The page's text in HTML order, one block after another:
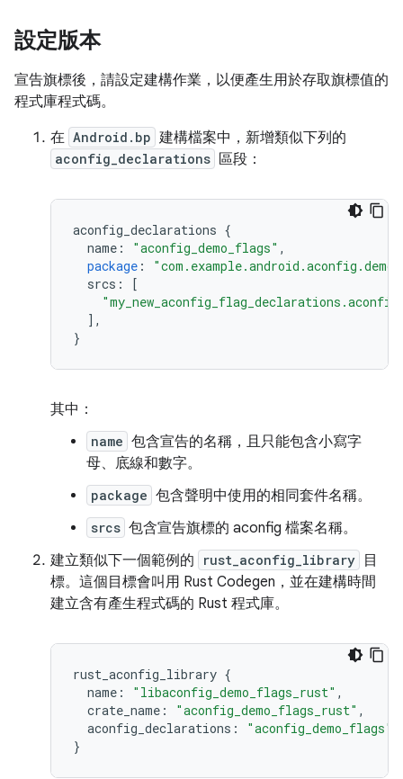
設定版本
宣告旗標後，請設定建構作業，以便產生用於存取旗標值的
程式庫程式碼。
在 Android.bp 建構檔案中，新增類似下列的
aconfig_declarations 區段：
aconfig_declarations {
name : "aconfig_demo_flags" ,
package :
srcs :
[
],
}
其中：
name 包含宣告的名稱，且只能包含小寫字
母、底線和數字。
package 包含聲明中使用的相同套件名稱。
srcs 包含宣告旗標的 aconfig 檔案名稱。
建立類似下一個範例的
rust_aconfig_library
目
標。這個目標會叫用 Rust Codegen，並在建構時間
建立含有產生程式碼的 Rust 程式庫。
rust_aconfig_library {
name : "libaconfig_demo_flags_rust" ,
crate_name : "aconfig_demo_flags_rust" ,
aconfig_declarations : "aconfig_demo_flags"
}